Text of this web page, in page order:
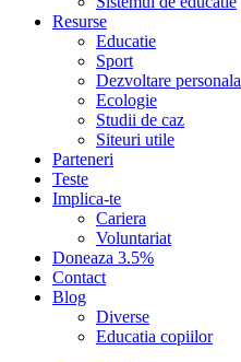
Resurse
Educatie
Sport
Dezvoltare personala
Ecologie
Studii de caz
Siteuri utile
Parteneri
Teste
Implica-te
Cariera
Voluntariat
Doneaza 3.5%
Contact
Blog
Diverse
Educatia copiilor